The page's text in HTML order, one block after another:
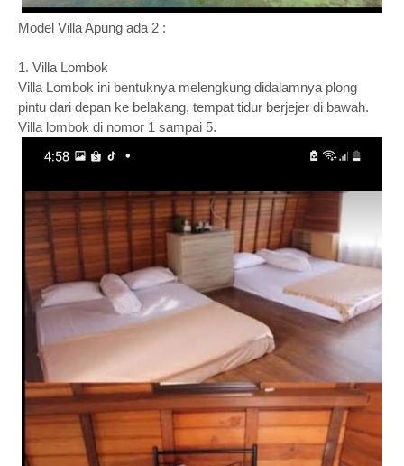
Model Villa Apung ada 2 :
1. Villa Lombok
Villa Lombok ini bentuknya melengkung didalamnya plong
pintu dari depan ke belakang, tempat tidur berjejer di bawah.
Villa lombok di nomor 1 sampai 5.